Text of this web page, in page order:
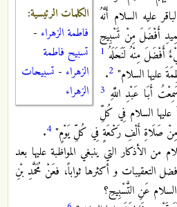
الكلمات الرئيسية:
فاطمة الزهراء -
تسبيح فاطمة
الزهراء - تسبيحات
الزهراء
عليه السلام أَنَّهُ
أَفْضَلَ مِنْ تَسْبِيحِ‏
أَفْضَلَ مِنْهُ لَنَحَلَهُ 1
عليها السلام" 2
.
أَبَا عَبْدِ اللَّهِ 3
السلام فِي كُلِّ
صَلَاةِ أَلْفِ رَكْعَةٍ فِي كُلِّ يَوْمٍ" 4
.
من الأذكار التي ينبغي المواظبة عليها بعد
التعقيبات و أكثرها ثواباً، فعَنْ مُحَمَّدِ بْنِ
عَنِ التَّسْبِيحِ؟